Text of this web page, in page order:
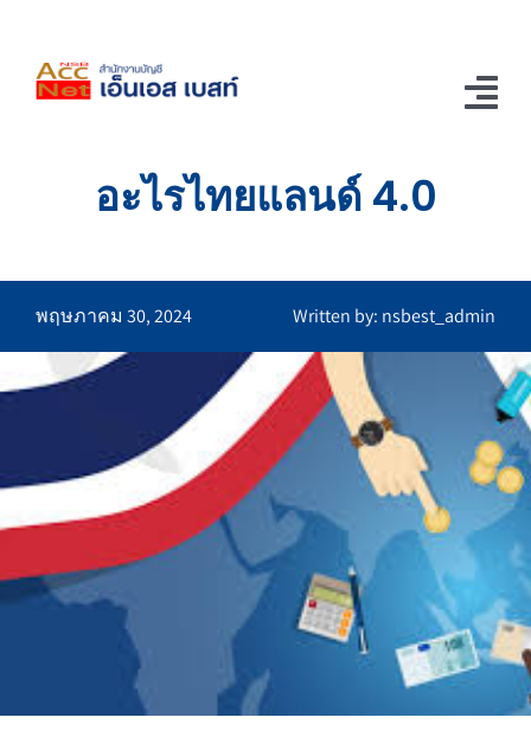
content
รู้แล้วอยากเล่า
ติดต่อเรา
บริการของเรา
อะไรไทยแลนด์ 4.0
พฤษภาคม 30, 2024 Written by: nsbest_admin